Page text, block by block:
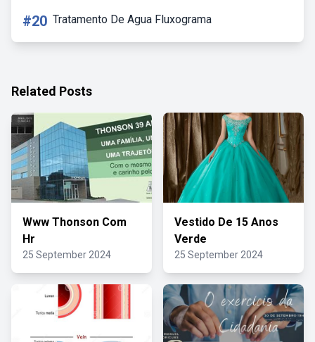
#20 Tratamento De Agua Fluxograma
Related Posts
Www Thonson Com
Hr
25 September 2024
Vestido De 15 Anos
Verde
25 September 2024